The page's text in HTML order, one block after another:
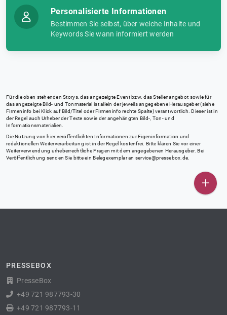
Personalisierte Informationen
Bestimmen Sie selbst, über welche Inhalte und
Keywords Sie wann informiert werden
Für die oben stehenden Storys, das angezeigte Event bzw. das Stellenangebot sowie für
das angezeigte Bild- und Tonmaterial ist allein der jeweils angegebene Herausgeber (siehe
Firmeninfo bei Klick auf Bild/Titel oder Firmeninfo rechte Spalte) verantwortlich. Dieser ist in
der Regel auch Urheber der Texte sowie der angehängten Bild-, Ton- und
Informationsmaterialien.
Die Nutzung von hier veröffentlichten Informationen zur Eigeninformation und
redaktionellen Weiterverarbeitung ist in der Regel kostenfrei. Bitte klären Sie vor einer
Weiterverwendung urheberrechtliche Fragen mit dem angegebenen Herausgeber. Bei
Veröffentlichung senden Sie bitte ein Belegexemplar an service@pressebox.de
PRESSEBOX
PresseBox
+49 721 987793-30
+49 721 987793-11